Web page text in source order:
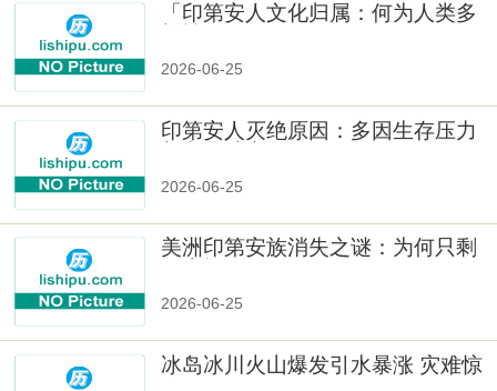
「印第安人文化归属：何为人类多
2026-06-25
印第安人灭绝原因：多因生存压力
2026-06-25
美洲印第安族消失之谜：为何只剩
2026-06-25
冰岛冰川火山爆发引水暴涨 灾难惊